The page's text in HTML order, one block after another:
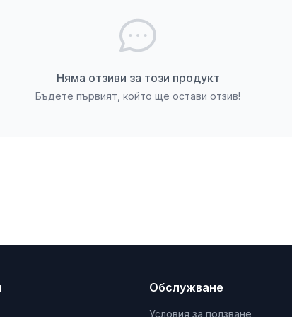
Няма отзиви за този продукт
Бъдете първият, който ще остави отзив!
Обслужване
Условия за ползване